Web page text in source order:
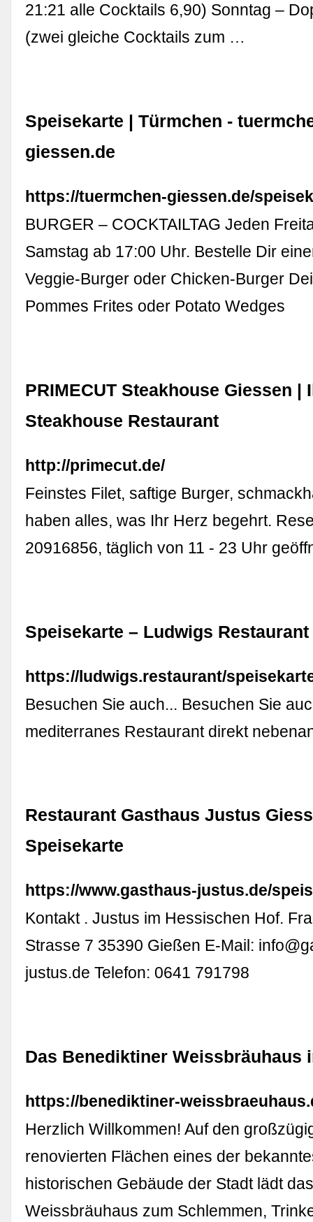
21:21 alle Cocktails 6,90) Sonntag –
(zwei gleiche Cocktails zum …
Speisekarte | Türmchen -
giessen.de
https://tuermchen-giessen.de/
BURGER – COCKTAILTAG Jeden
Samstag ab 17:00 Uhr. Bestelle Dir
Veggie-Burger oder Chicken-Burger
Pommes Frites oder Potato Wedges
PRIMECUT Steakhouse Giessen |
Steakhouse Restaurant
http://primecut.de/
Feinstes Filet, saftige Burger,
haben alles, was Ihr Herz begehrt.
20916856, täglich von 11 - 23 Uhr
Speisekarte – Ludwigs Restaurant
https://ludwigs.restaurant/
Besuchen Sie auch... Besuchen Sie
mediterranes Restaurant direkt
Restaurant Gasthaus Justus
Speisekarte
https://www.gasthaus-justus.de/
Kontakt . Justus im Hessischen Hof.
Strasse 7 35390 Gießen E-Mail:
justus.de Telefon: 0641 791798
Das Benediktiner Weissbräuhaus
https://benediktiner-
Herzlich Willkommen! Auf den
renovierten Flächen eines der
historischen Gebäude der Stadt lädt
Weissbräuhaus zum Schlemmen,